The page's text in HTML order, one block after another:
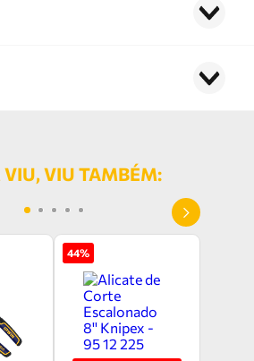
VIU TAMBÉM:
44%